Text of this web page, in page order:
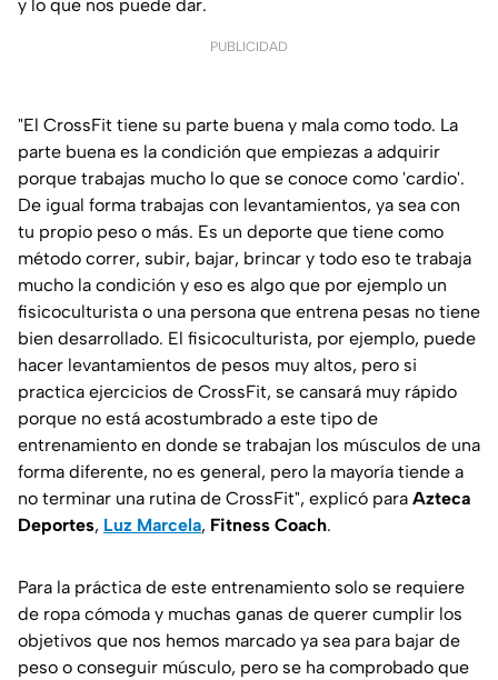
y lo que nos puede dar.
PUBLICIDAD
"El CrossFit tiene su parte buena y mala como todo. La
parte buena es la condición que empiezas a adquirir
porque trabajas mucho lo que se conoce como 'cardio'.
De igual forma trabajas con levantamientos, ya sea con
tu propio peso o más. Es un deporte que tiene como
método correr, subir, bajar, brincar y todo eso te trabaja
mucho la condición y eso es algo que por ejemplo un
fisicoculturista o una persona que entrena pesas no tiene
bien desarrollado. El fisicoculturista, por ejemplo, puede
hacer levantamientos de pesos muy altos, pero si
practica ejercicios de CrossFit, se cansará muy rápido
porque no está acostumbrado a este tipo de
entrenamiento en donde se trabajan los músculos de una
forma diferente, no es general, pero la mayoría tiende a
no terminar una rutina de CrossFit", explicó para Azteca
Deportes, Luz Marcela, Fitness Coach.
Para la práctica de este entrenamiento solo se requiere
de ropa cómoda y muchas ganas de querer cumplir los
objetivos que nos hemos marcado ya sea para bajar de
peso o conseguir músculo, pero se ha comprobado que